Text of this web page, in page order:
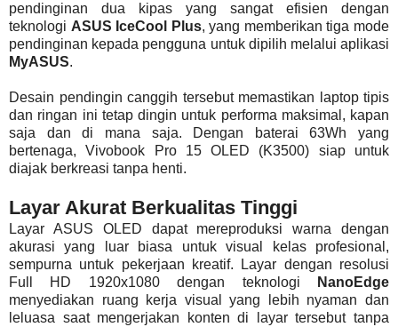
pendinginan dua kipas yang sangat efisien dengan
teknologi ASUS IceCool Plus, yang memberikan tiga mode
pendinginan kepada pengguna untuk dipilih melalui aplikasi
MyASUS.
Desain pendingin canggih tersebut memastikan laptop tipis
dan ringan ini tetap dingin untuk performa maksimal, kapan
saja dan di mana saja. Dengan baterai 63Wh yang
bertenaga, Vivobook Pro 15 OLED (K3500) siap untuk
diajak berkreasi tanpa henti.
Layar Akurat Berkualitas Tinggi
Layar ASUS OLED dapat mereproduksi warna dengan
akurasi yang luar biasa untuk visual kelas profesional,
sempurna untuk pekerjaan kreatif. Layar dengan resolusi
Full HD 1920x1080 dengan teknologi
NanoEdge
menyediakan ruang kerja visual yang lebih nyaman dan
leluasa saat mengerjakan konten di layar tersebut tanpa